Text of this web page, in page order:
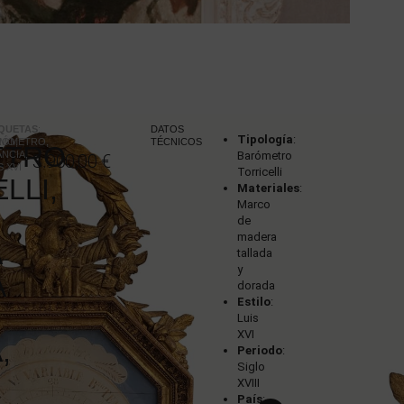
,
,
XVI
3.900,00€
DATOS
TÉCNICOS
Tipología:
Barómetro
Torricelli
Materiales:
Marco
de
madera
tallada
y
dorada
Estilo:
Luis
XVI
Periodo:
Siglo
XVIII
País: